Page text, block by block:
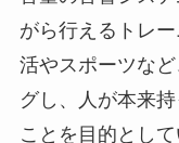
がら行えるトレ
活やスポーツな
グし、人が本来
ことを目的として